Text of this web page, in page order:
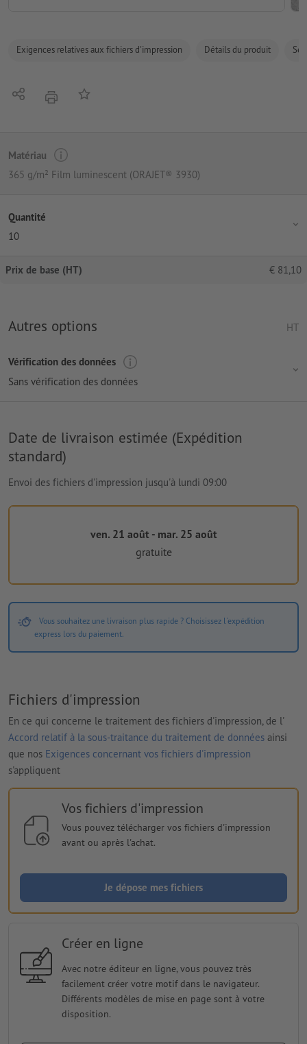
Exigences relatives aux fichiers d'impression Détails du produit
PartagerimprimerAjouter à liste d'article
Matériau
365 g/m² Film luminescent (ORAJET® 3930)
Quantité
10
Prix de base (HT) € 81,10
Autres options HT
Vérification des données
Sans vérification des données
Date de livraison estimée (Expédition
standard)
Envoi des fichiers d'impression jusqu'à lundi 09:00
ven. 21 août - mar. 25 août
gratuite
Vous souhaitez une livraison plus rapide ? Choisissez l'expédition
express lors du paiement.
Fichiers d'impression
En ce qui concerne le traitement des fichiers d'impression, de l'
Accord relatif à la sous-traitance du traitement de données ainsi
que nos Exigences concernant vos fichiers d'impression
s'appliquent
Vos fichiers d'impression
Vous pouvez télécharger vos fichiers d'impression
avant ou après l'achat.
Je dépose mes fichiers
Créer en ligne
Avec notre éditeur en ligne, vous pouvez très
facilement créer votre motif dans le navigateur.
Différents modèles de mise en page sont à votre
disposition.